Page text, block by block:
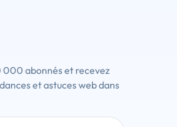
000 abonnés et recevez
et astuces web dans